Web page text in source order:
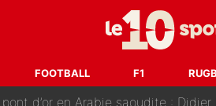
FOOTBALL F1
ont de la concurrence ? L’IA annonce
: Fabrizio Romano dévoile
d’or en Arabie saoudite :